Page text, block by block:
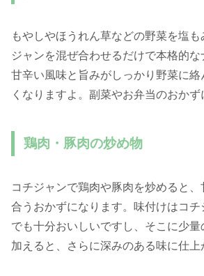
もやしやほうれん草などの野菜を塩
ジャンを混ぜ合わせるだけで本格的な
甘辛い風味と旨みがしっかり野菜に
くなりますよ。副菜やお弁当のおかず
鶏肉・豚肉の炒め物
コチジャンで鶏肉や豚肉を炒めると、
合うおかずになります。味付けはコ
でも十分おいしいですし、そこに少
加えると、さらに深みのある味に仕上